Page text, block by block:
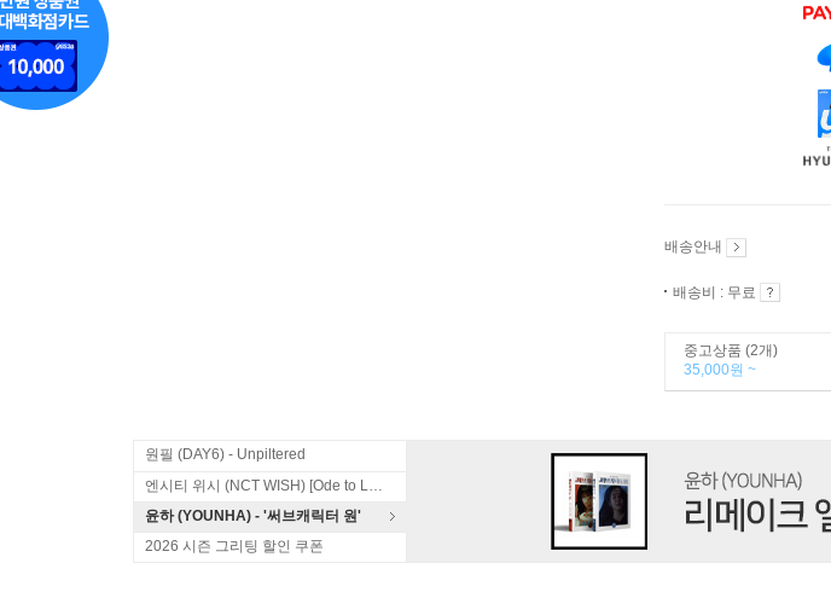
배송안내
배송비 : 무료
중고상품 (2개)
35,000원 ~
원필 (DAY6) - Unpiltered
엔시티 위시 (NCT WISH) [Ode to Love]
윤하 (YOUNHA) - '써브캐릭터 원'
2026 시즌 그리팅 할인 쿠폰